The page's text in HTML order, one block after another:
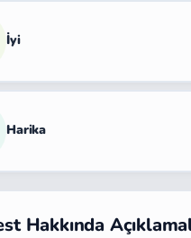
İyi
Harika
Hakkında